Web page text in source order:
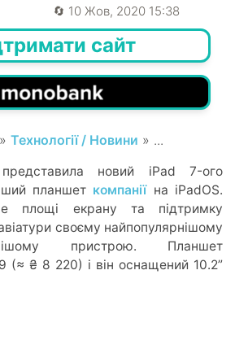
🔄 10 Жов, 2020 15:38
сайт
» Технології / Новини » ...
новий iPad 7-ого
планшет компаніїна iPadOS.
площі екрану та підтримку
своєму найпопулярнішому
пристрою. Планшет
(≈ ₴ 8 220) і він оснащений 10.2”